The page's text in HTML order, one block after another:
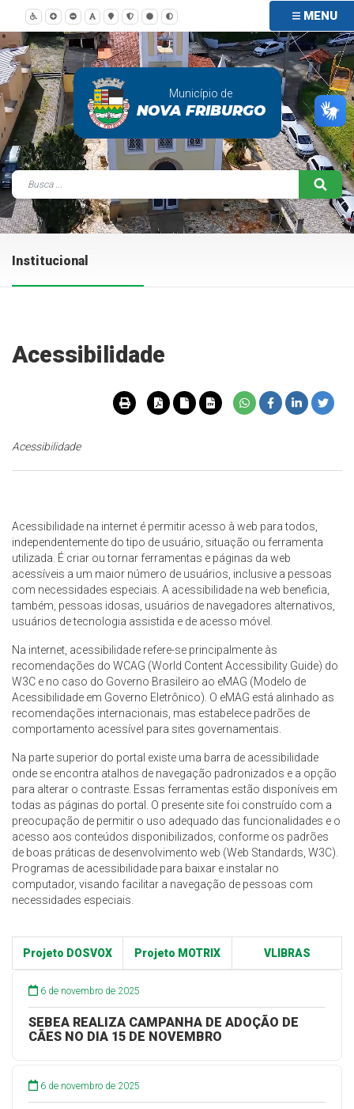
MENU
Município de
NOVA FRIBURGO
Institucional
Acessibilidade
Acessibilidade
Acessibilidade na internet é permitir acesso à web para todos,
independentemente do tipo de usuário, situação ou ferramenta
utilizada. É criar ou tornar ferramentas e páginas da web
acessíveis a um maior número de usuários, inclusive a pessoas
com necessidades especiais. A acessibilidade na web beneficia,
também, pessoas idosas, usuários de navegadores alternativos,
usuários de tecnologia assistida e de acesso móvel.
Na internet, acessibilidade refere-se principalmente às
recomendações do WCAG (World Content Accessibility Guide) do
W3C e no caso do Governo Brasileiro ao eMAG (Modelo de
Acessibilidade em Governo Eletrônico). O eMAG está alinhado as
recomendações internacionais, mas estabelece padrões de
comportamento acessível para sites governamentais.
Na parte superior do portal existe uma barra de acessibilidade
onde se encontra atalhos de navegação padronizados e a opção
para alterar o contraste. Essas ferramentas estão disponíveis em
todas as páginas do portal. O presente site foi construído com a
preocupação de permitir o uso adequado das funcionalidades e o
acesso aos conteúdos disponibilizados, conforme os padrões
de boas práticas de desenvolvimento web (Web Standards, W3C).
Programas de acessibilidade para baixar e instalar no
computador, visando facilitar a navegação de pessoas com
necessidades especiais.
Projeto DOSVOX Projeto MOTRIX VLIBRAS
6 de novembro de 2025
SEBEA REALIZA CAMPANHA DE ADOÇÃO DE
CÃES NO DIA 15 DE NOVEMBRO
6 de novembro de 2025